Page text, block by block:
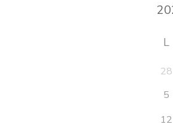
L
28
5
12